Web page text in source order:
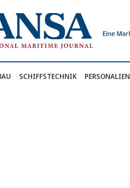
SCHIFFSTECHNIK PERSONALIEN